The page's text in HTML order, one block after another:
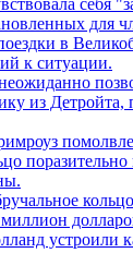
себя
для
в
к ситуации.
из Детройта,
устроили